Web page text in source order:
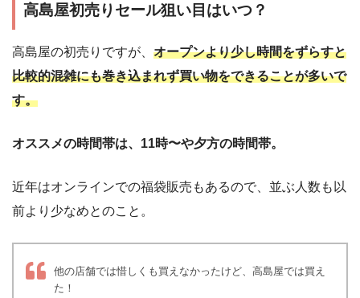
高島屋初売りセール狙い目はいつ？
高島屋の初売りですが、 オープンより少し時間をずらすと
比較的混雑にも巻き込まれず買い物をできることが多いで
す。
オススメの時間帯は、11時〜や夕方の時間帯。
近年はオンラインでの福袋販売もあるので、並ぶ人数も以
前より少なめとのこと。
他の店舗では惜しくも買えなかったけど、高島屋では買え
た！